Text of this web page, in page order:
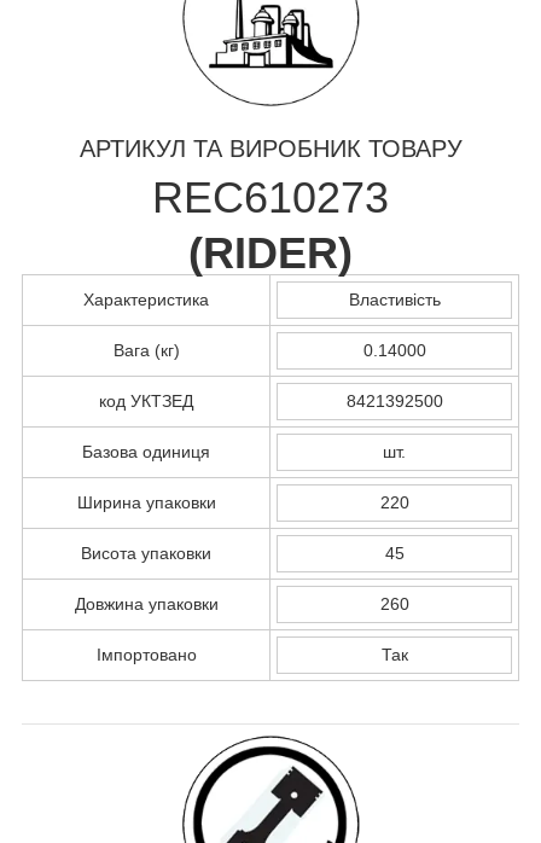
АРТИКУЛ ТА ВИРОБНИК ТОВАРУ
REC610273
(RIDER)
Характеристика Властивість
Вага (кг) 0.14000
код УКТЗЕД 8421392500
Базова одиниця шт.
Ширина упаковки 220
Висота упаковки 45
Довжина упаковки 260
Імпортовано Так